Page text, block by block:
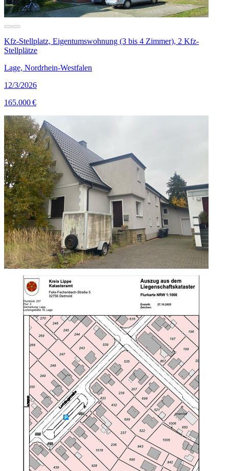
Kfz-Stellplatz, Eigentumswohnung (3 bis 4 Zimmer), 2 Kfz-
Stellplätze
Lage, Nordrhein-Westfalen
12/3/2026
165.000 €